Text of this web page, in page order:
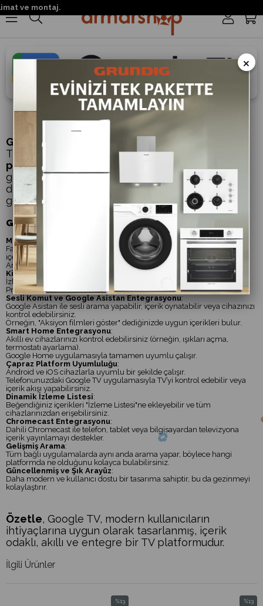
Google TV
Google TV
TV'nin üzerine inşa edilmiş birakıllı TV
platformudur
. Kullanıcı dostu bir arayüz ve
gelişmiş içerik önerileri sunarak televizyon
deneyimini daha kişiselleştirilmiş ve kolay hale
getirir. İşte başlıca özellikleri:
Google TV'nin Özellikleri:
Merkezi İçerik Erişimi
Farklı platformlardan (Netflix, YouTube, Disney+, Prime Video vb.)
içerikleri tek bir arayüzde toplar.
Arama yaparken tüm hizmetlerden içerik önerileri sunar.
Kişiselleştirilmiş Öneriler
İzleme geçmişinize ve ilgi alanlarınıza göre size uygun içerikler önerir.
Profil desteği sayesinde her kullanıcı kendi önerilerini alabilir.
Sesli Komut ve Google Asistan Entegrasyonu:
Google Asistan ile sesli arama yapabilir, içerik oynatabilir veya cihazınızı
kontrol edebilirsiniz.
Örneğin, "Aksiyon filmleri göster" dediğinizde uygun içerikleri bulur.
Smart Home Entegrasyonu:
Akıllı ev cihazlarınızı kontrol edebilirsiniz (örneğin, ışıkları açma,
termostatı ayarlama).
Google Home uygulamasıyla tamamen uyumlu çalışır.
Çapraz Platform Uyumluluğu:
Android ve iOS cihazlarla uyumlu bir şekilde çalışır.
Telefonunuzdaki Google TV uygulamasıyla TV’yi kontrol edebilir veya
içerik akışı yapabilirsiniz.
Dinamik İzleme Listesi:
Beğendiğiniz içerikleri "İzleme Listesi"ne ekleyebilir ve tüm
cihazlarınızdan erişebilirsiniz.
Chromecast Entegrasyonu:
Dahili Chromecast ile telefon, tablet veya bilgisayardan televizyona
içerik yayınlamayı destekler.
Gelişmiş Arama:
Tüm bağlı uygulamalarda aynı anda arama yapar, böylece hangi
platformda ne olduğunu kolayca bulabilirsiniz.
Güncellenmiş ve Şık Arayüz:
Daha modern ve kullanıcı dostu bir tasarıma sahiptir, bu da gezinmeyi
kolaylaştırır.
Özetle, Google TV, modern kullanıcıların
ihtiyaçlarına uygun olarak tasarlanmış, içerik
odaklı, akıllı ve entegre bir TV platformudur.
İlgili Ürünler
%13
%13
ve montaj.
×